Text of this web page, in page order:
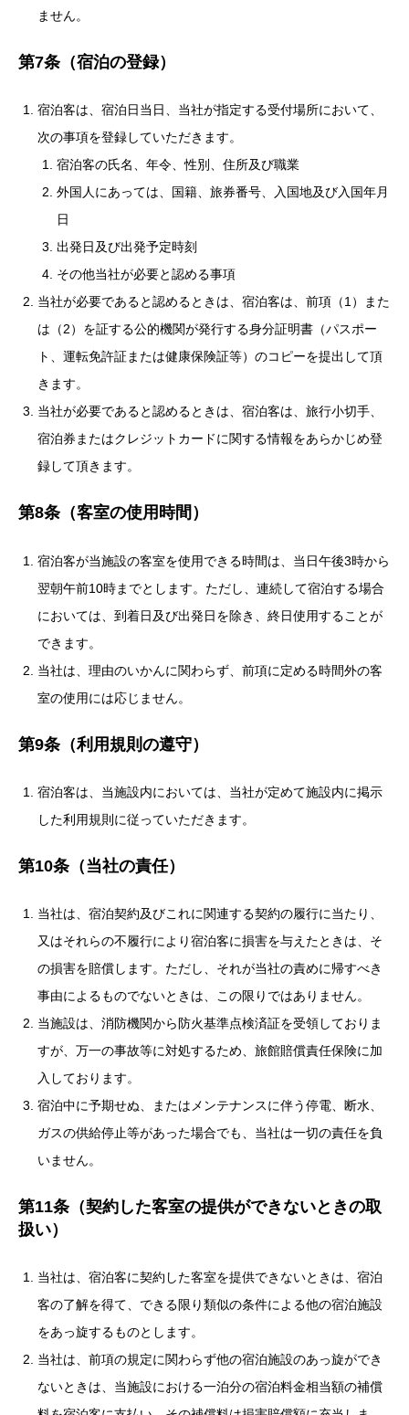
ません。
第7条（宿泊の登録）
宿泊客は、宿泊日当日、当社が指定する受付場所において、
次の事項を登録していただきます。
宿泊客の氏名、年令、性別、住所及び職業
外国人にあっては、国籍、旅券番号、入国地及び入国年月
日
出発日及び出発予定時刻
その他当社が必要と認める事項
当社が必要であると認めるときは、宿泊客は、前項（1）また
は（2）を証する公的機関が発行する身分証明書（パスポー
ト、運転免許証または健康保険証等）のコピーを提出して頂
きます。
当社が必要であると認めるときは、宿泊客は、旅行小切手、
宿泊券またはクレジットカードに関する情報をあらかじめ登
録して頂きます。
第8条（客室の使用時間）
宿泊客が当施設の客室を使用できる時間は、当日午後3時から
翌朝午前10時までとします。ただし、連続して宿泊する場合
においては、到着日及び出発日を除き、終日使用することが
できます。
当社は、理由のいかんに関わらず、前項に定める時間外の客
室の使用には応じません。
第9条（利用規則の遵守）
宿泊客は、当施設内においては、当社が定めて施設内に掲示
した利用規則に従っていただきます。
第10条（当社の責任）
当社は、宿泊契約及びこれに関連する契約の履行に当たり、
又はそれらの不履行により宿泊客に損害を与えたときは、そ
の損害を賠償します。ただし、それが当社の責めに帰すべき
事由によるものでないときは、この限りではありません。
当施設は、消防機関から防火基準点検済証を受領しておりま
すが、万一の事故等に対処するため、旅館賠償責任保険に加
入しております。
宿泊中に予期せぬ、またはメンテナンスに伴う停電、断水、
ガスの供給停止等があった場合でも、当社は一切の責任を負
いません。
第11条（契約した客室の提供ができないときの取
扱い）
当社は、宿泊客に契約した客室を提供できないときは、宿泊
客の了解を得て、できる限り類似の条件による他の宿泊施設
をあっ旋するものとします。
当社は、前項の規定に関わらず他の宿泊施設のあっ旋ができ
ないときは、当施設における一泊分の宿泊料金相当額の補償